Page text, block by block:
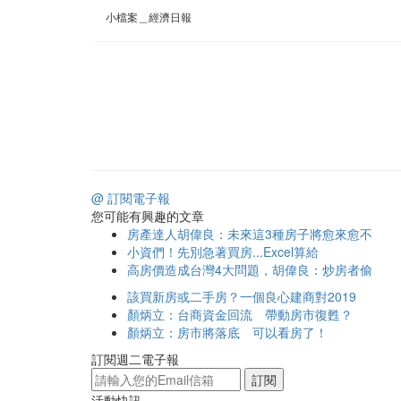
小檔案＿經濟日報
@ 訂閱電子報
您可能有興趣的文章
房產達人胡偉良：未來這3種房子將愈來愈不
小資們！先別急著買房...Excel算給
高房價造成台灣4大問題，胡偉良：炒房者偷
該買新房或二手房？一個良心建商對2019
顏炳立：台商資金回流 帶動房市復甦？
顏炳立：房市將落底 可以看房了！
訂閱週二電子報
訂閱